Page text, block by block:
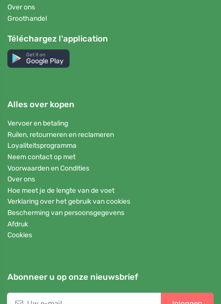
Over ons
Groothandel
Téléchargez l'application
Get it on
Google Play
Alles over kopen
Vervoer en betaling
Ruilen, retourneren en reclameren
Loyaliteitsprogramma
Neem contact op met
Voorwaarden en Condities
Over ons
Hoe meet je de lengte van de voet
Verklaring over het gebruik van cookies
Bescherming van persoonsgegevens
Afdruk
Cookies
Abonneer u op onze nieuwsbrief